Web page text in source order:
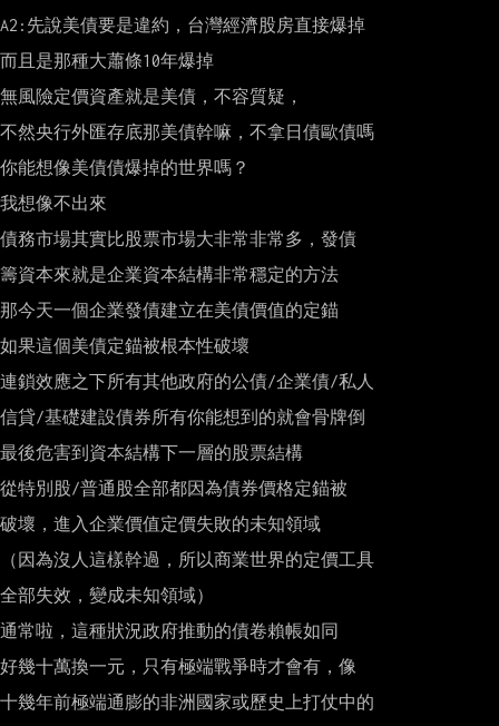
A2:先說美債要是違約，台灣經濟股房直接爆掉
而且是那種大蕭條10年爆掉
無風險定價資產就是美債，不容質疑，
不然央行外匯存底那美債幹嘛，不拿日債歐債嗎
你能想像美債債爆掉的世界嗎？
我想像不出來
債務市場其實比股票市場大非常非常多，發債
籌資本來就是企業資本結構非常穩定的方法
那今天一個企業發債建立在美債價值的定錨
如果這個美債定錨被根本性破壞
連鎖效應之下所有其他政府的公債/企業債/私人
信貸/基礎建設債券所有你能想到的就會骨牌倒
最後危害到資本結構下一層的股票結構
從特別股/普通股全部都因為債券價格定錨被
破壞，進入企業價值定價失敗的未知領域
（因為沒人這樣幹過，所以商業世界的定價工具
全部失效，變成未知領域）
通常啦，這種狀況政府推動的債卷賴帳如同
好幾十萬換一元，只有極端戰爭時才會有，像
十幾年前極端通膨的非洲國家或歷史上打仗中的